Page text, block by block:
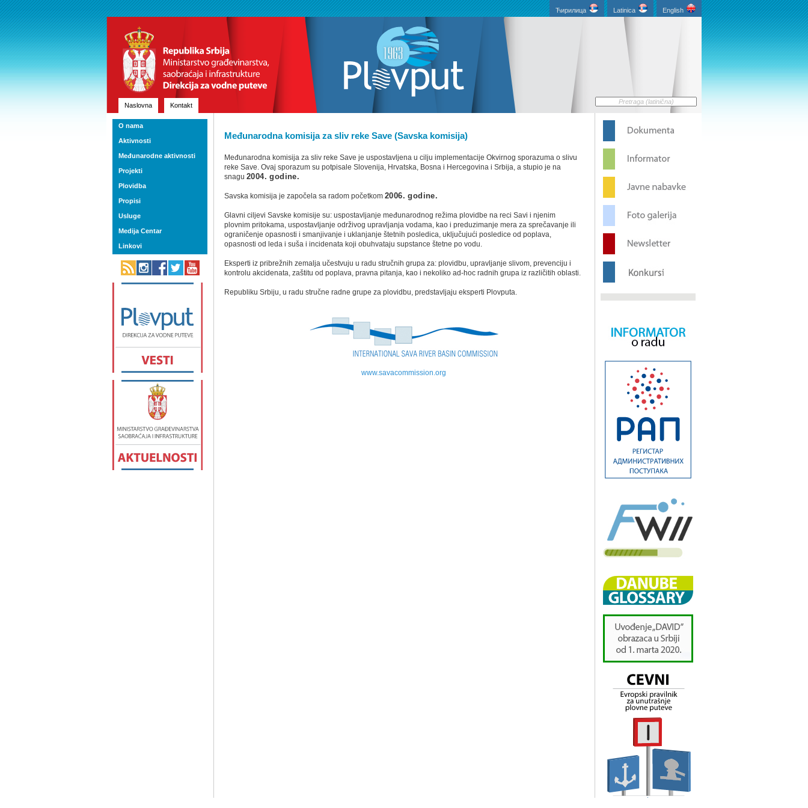
English
Latinica
Ћирилица
Naslovna Kontakt
Međunarodna komisija za sliv reke Save (Savska komisija)
Međunarodna komisija za sliv reke Save je uspostavljena u cilju implementacije Okvirnog sporazuma o slivu
reke Save. Ovaj sporazum su potpisale Slovenija, Hrvatska, Bosna i Hercegovina i Srbija, a stupio je na
snagu2004. godine.
Savska komisija je započela sa radom početkom2006. godine.
Glavni ciljevi Savske komisije su: uspostavljanje međunarodnog režima plovidbe na reci Savi i njenim
plovnim pritokama, uspostavljanje održivog upravljanja vodama, kao i preduzimanje mera za sprečavanje ili
ograničenje opasnosti i smanjivanje i uklanjanje štetnih posledica, uključujući posledice od poplava,
opasnosti od leda i suša i incidenata koji obuhvataju supstance štetne po vodu.
Eksperti iz pribrežnih zemalja učestvuju u radu stručnih grupa za: plovidbu, upravljanje slivom, prevenciju i
kontrolu akcidenata, zaštitu od poplava, pravna pitanja, kao i nekoliko ad-hoc radnih grupa iz različitih oblasti.
Republiku Srbiju, u radu stručne radne grupe za plovidbu, predstavljaju eksperti Plovputa.
www.savacommission.org
O nama
Aktivnosti
Međunarodne aktivnosti
Projekti
Plovidba
Propisi
Usluge
Medija Centar
Linkovi